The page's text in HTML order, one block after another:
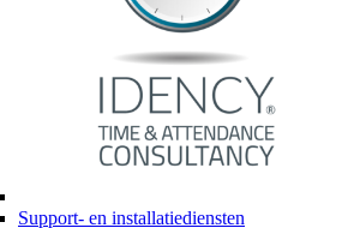
Support- en installatiediensten